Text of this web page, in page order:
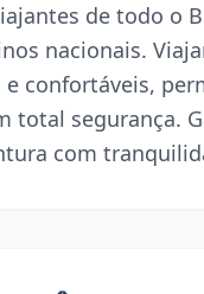
de todo o
nacionais.
confortáveis,
total segurança.
com